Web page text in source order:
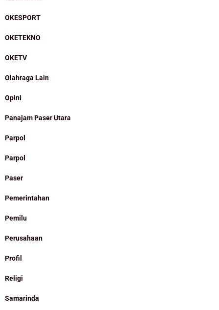
OKESPORT
OKETEKNO
OKETV
Olahraga Lain
Opini
Panajam Paser Utara
Parpol
Parpol
Paser
Pemerintahan
Pemilu
Perusahaan
Profil
Religi
Samarinda